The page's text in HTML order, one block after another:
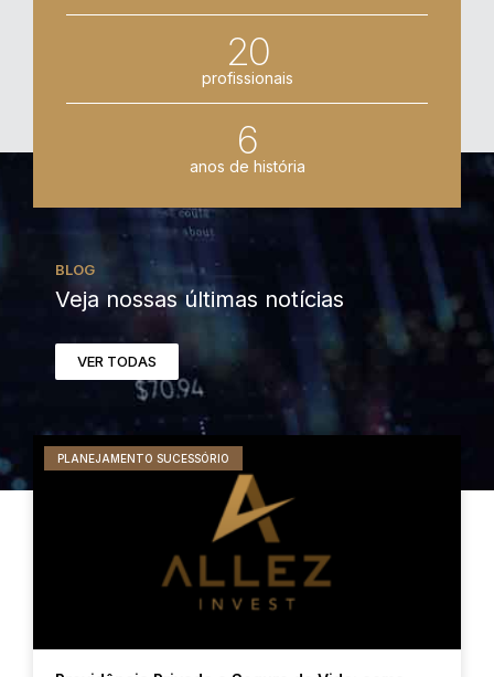
20
profissionais
6
anos de história
BLOG
Veja nossas últimas notícias
VER TODAS
PLANEJAMENTO SUCESSÓRIO